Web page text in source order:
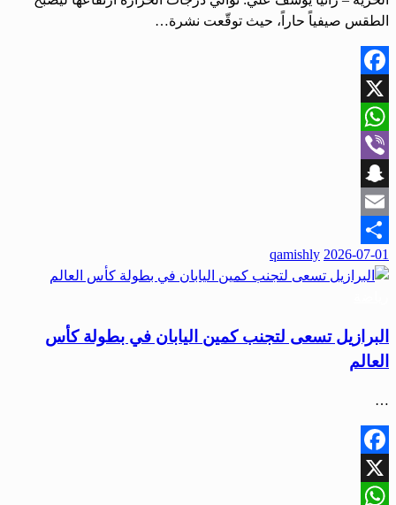
الطقس صيفياً حاراً، حيث توقّعت نشرة…
Facebook
X
WhatsApp
Viber
Snapchat
Email
Share
2026-07-01
qamishly
البرازيل تسعى لتجنب كمين اليابان في بطولة كأس
العالم
…
Facebook
X